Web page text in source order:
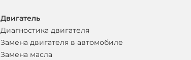
Двигатель
Диагностика двигателя
Замена двигателя в автомобиле
Замена масла